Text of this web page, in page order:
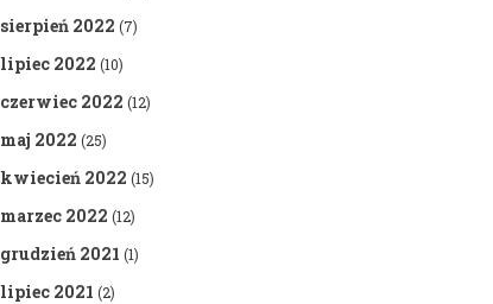
sierpień 2022 (7)
lipiec 2022 (10)
czerwiec 2022 (12)
maj 2022 (25)
kwiecień 2022 (15)
marzec 2022 (12)
grudzień 2021 (1)
lipiec 2021 (2)